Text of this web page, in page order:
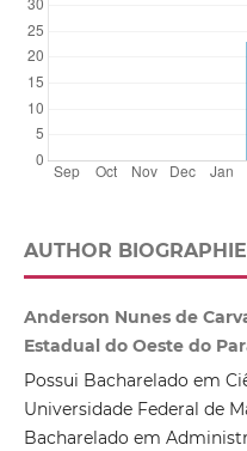
AUTHOR
Anderson Nunes de
Estadual do Oeste do
Possui Bacharelado em
Universidade Federal de
Bacharelado em